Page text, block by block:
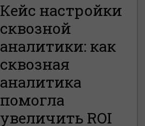
Кейс настройки
сквозной
аналитики: как
сквозная
аналитика
помогла
увеличить ROI